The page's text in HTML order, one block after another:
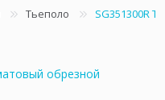
Тьеполо SG351300R